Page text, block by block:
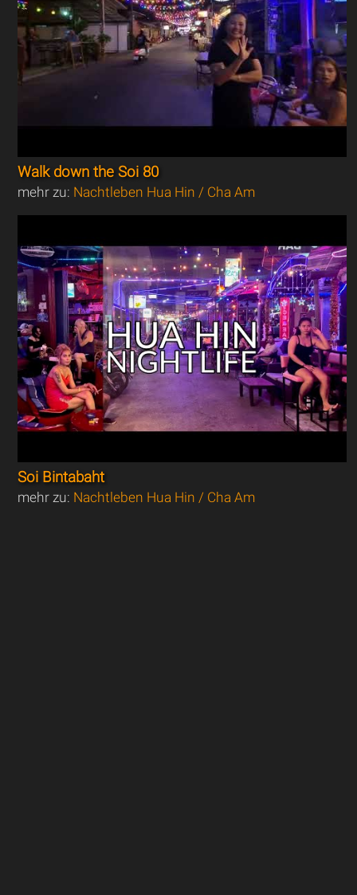
Walk down the Soi 80
mehr zu: Nachtleben Hua Hin / Cha Am
Soi Bintabaht
mehr zu: Nachtleben Hua Hin / Cha Am